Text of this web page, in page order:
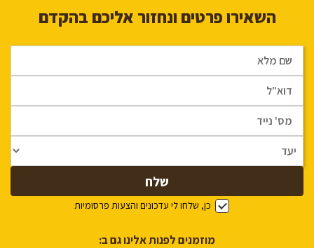
השאירו פרטים ונחזור אליכם בהקדם
כן, שלחו לי עדכונים והצעות פרסומיות
מוזמנים לפנות אלינו גם ב: